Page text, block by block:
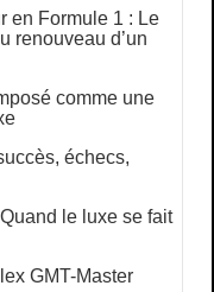
en Formule 1 : Le
renouveau d’un
comme une
échecs,
le luxe se fait
GMT-Master